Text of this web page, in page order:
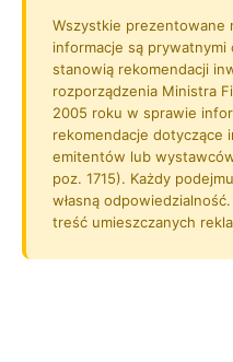
Wszystkie prezentowane
informacje są
stanowią rekomendacji
rozporządzenia Ministra
2005 roku w sprawie
rekomendacje dotyczące
emitentów lub
poz. 1715). Każdy
własną
treść umieszczanych